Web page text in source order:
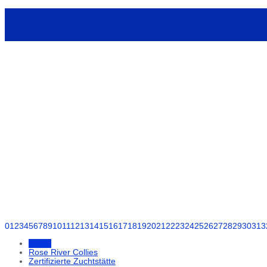
012345678910111213141516171819202122232425262728293031
Rose River Collies
Zertifizierte Zuchtstätte